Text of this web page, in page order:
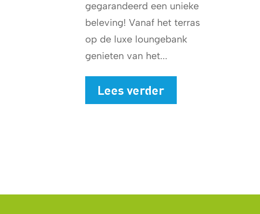
gegarandeerd een unieke
beleving! Vanaf het terras
op de luxe loungebank
genieten van het...
Lees verder